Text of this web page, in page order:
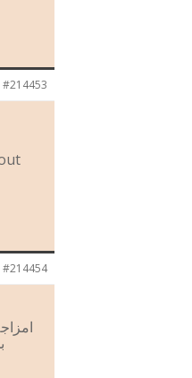
#214453
#214454